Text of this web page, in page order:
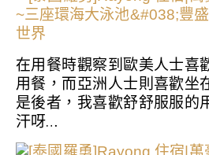
在用餐時觀察到歐美人士喜
用餐，而亞洲人士則喜歡坐
是後者，我喜歡舒舒服服的
汗呀…